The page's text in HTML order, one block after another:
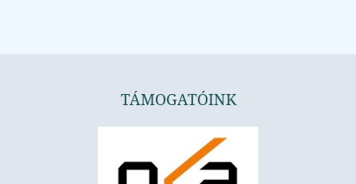
TÁMOGATÓINK